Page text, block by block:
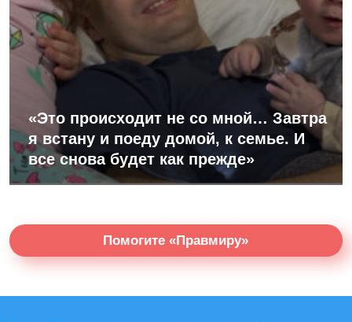
«Это происходит не со мной… Завтра
я встану и поеду домой, к семье. И
все снова будет как прежде»
Помогите «Правмиру»